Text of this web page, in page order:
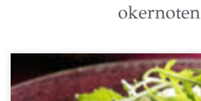
okernoten